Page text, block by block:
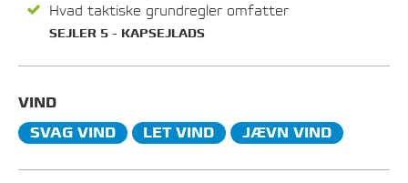
Hvad taktiske grundregler omfatter
SEJLER 5 - KAPSEJLADS
VIND
SVAG VIND
LET VIND JÆVN VIND